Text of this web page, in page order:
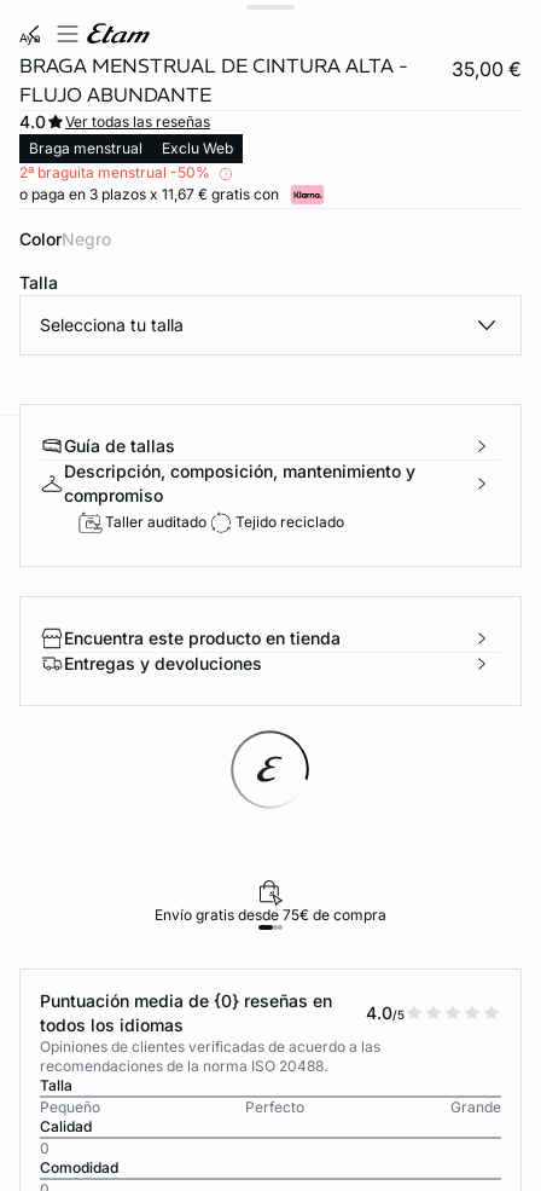
aya
BRAGA MENSTRUAL DE CINTURA ALTA -
FLUJO ABUNDANTE
35,00 €
4.0
Ver todas las reseñas
Braga menstrual
Exclu Web
2ª braguita menstrual -50%
o paga en 3 plazos x 11,67 € gratis con
Color negro
Talla
Selecciona tu talla
Guía de tallas
Descripción, composición, mantenimiento y
compromiso
Taller auditado Tejido reciclado
Encuentra este producto en tienda
Entregas y devoluciones
Envío gratis desde 75€ de compra
Puntuación media de {0} reseñas en
todos los idiomas
4.0/5
Opiniones de clientes verificadas de acuerdo a las
recomendaciones de la norma ISO 20488.
Talla
Pequeño
Perfecto
Grande
Calidad
0
Comodidad